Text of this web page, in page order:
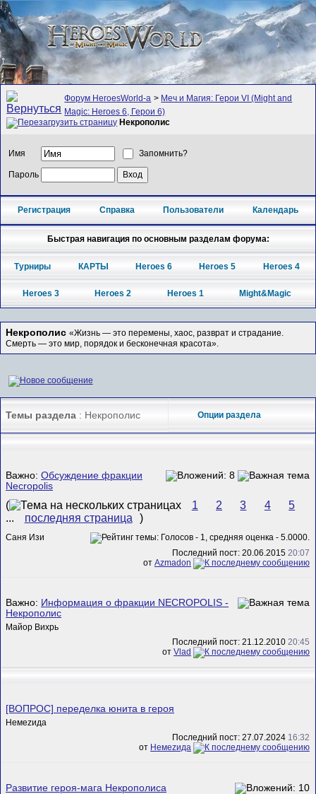
Форум HeroesWorld-а > Меч и Магия: Герои VI (Might and
Magic: Heroes 6, Герои 6)
Некрополис
Имя Запомнить?
Пароль
Регистрация Справка Пользователи Календарь
Быстрая навигация по основным разделам форума:
Турниры КАРТЫ Heroes 6 Heroes 5 Heroes 4
Heroes 3 Heroes 2 Heroes 1 Might&Magic
Некрополис «Жизнь — это перемены, хаос, разврат и страдание.
Смерть — это мир, порядок и бесконечная красота».
Темы раздела : Некрополис Опции раздела
Важно: Обсуждение фракции
Necropolis
( 1 2 3 4
5
...
последняя страница )
Саня Изи
Последний пост: 20.06.2015 20:07
от Azmadon
Важно: Информация о фракции NECROPOLIS -
Некрополис
Майор Вихрь
Последний пост: 21.12.2010 20:45
от Vlad
[ВОПРОС] переделка юнита в героя
Немеzида
Последний пост: 27.07.2024 16:32
от Немеzида
Развитие героя-мага Некрополиса